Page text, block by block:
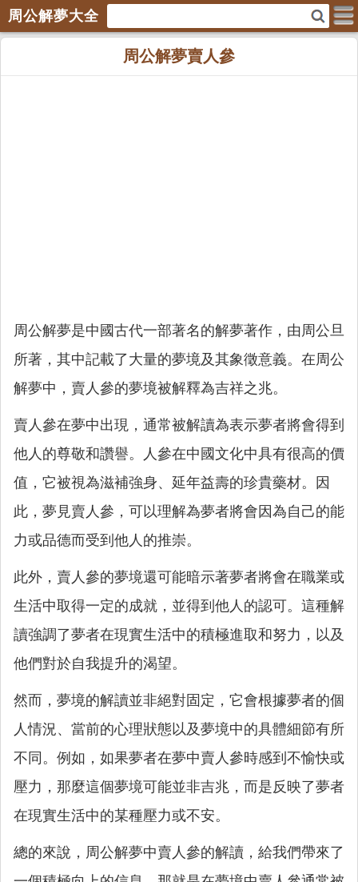
周公解夢大全
周公解夢賣人參
周公解夢是中國古代一部著名的解夢著作，由周公旦
所著，其中記載了大量的夢境及其象徵意義。在周公
解夢中，賣人參的夢境被解釋為吉祥之兆。
賣人參在夢中出現，通常被解讀為表示夢者將會得到
他人的尊敬和讚譽。人參在中國文化中具有很高的價
值，它被視為滋補強身、延年益壽的珍貴藥材。因
此，夢見賣人參，可以理解為夢者將會因為自己的能
力或品德而受到他人的推崇。
此外，賣人參的夢境還可能暗示著夢者將會在職業或
生活中取得一定的成就，並得到他人的認可。這種解
讀強調了夢者在現實生活中的積極進取和努力，以及
他們對於自我提升的渴望。
然而，夢境的解讀並非絕對固定，它會根據夢者的個
人情況、當前的心理狀態以及夢境中的具體細節有所
不同。例如，如果夢者在夢中賣人參時感到不愉快或
壓力，那麼這個夢境可能並非吉兆，而是反映了夢者
在現實生活中的某種壓力或不安。
總的來說，周公解夢中賣人參的解讀，給我們帶來了